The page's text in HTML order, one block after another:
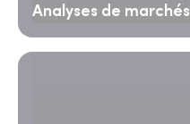
Analyses de marchés